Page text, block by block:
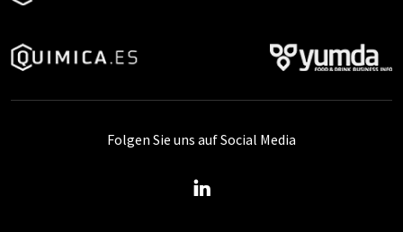
Folgen Sie uns auf Social Media